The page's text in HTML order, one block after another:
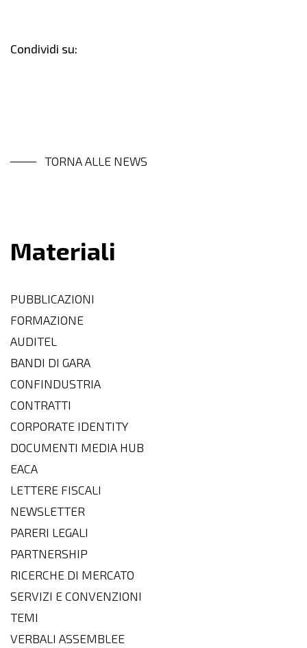
Condividi su:
TORNA ALLE NEWS
Materiali
PUBBLICAZIONI
FORMAZIONE
AUDITEL
BANDI DI GARA
CONFINDUSTRIA
CONTRATTI
CORPORATE IDENTITY
DOCUMENTI MEDIA HUB
EACA
LETTERE FISCALI
NEWSLETTER
PARERI LEGALI
PARTNERSHIP
RICERCHE DI MERCATO
SERVIZI E CONVENZIONI
TEMI
VERBALI ASSEMBLEE